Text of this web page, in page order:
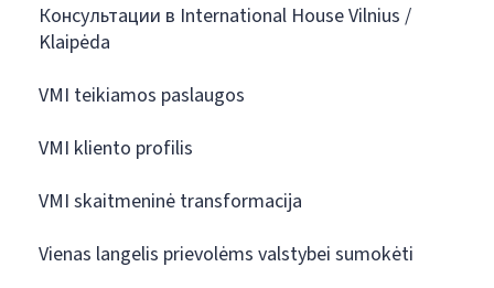
Консультации в International House Vilnius /
Klaipėda
VMI teikiamos paslaugos
VMI kliento profilis
VMI skaitmeninė transformacija
Vienas langelis prievolėms valstybei sumokėti